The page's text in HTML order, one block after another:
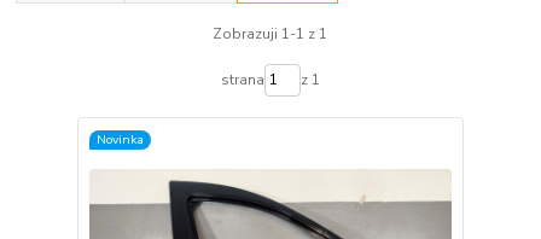
Zobrazuji 1-1 z 1
strana z 1
Novinka